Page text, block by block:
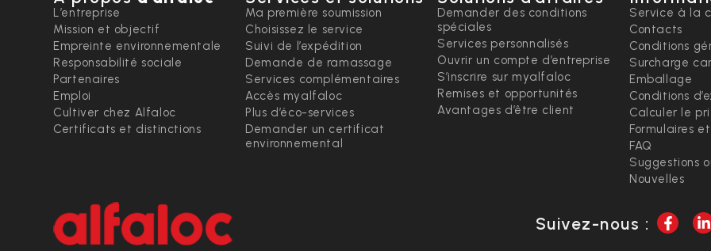
L’entreprise
Mission et objectif
Empreinte environnementale
Responsabilité sociale
Partenaires
Emploi
Cultiver chez Alfaloc
Certificats et distinctions
Ma première soumission
Choisissez le service
Suivi de l’expédition
Demande de ramassage
Services complémentaires
Accès myalfaloc
Plus d’éco-services
Demander un certificat
environnemental
Demander des conditions
spéciales
Services personnalisés
Ouvrir un compte d’entreprise
S’inscrire sur myalfaloc
Remises et opportunités
Avantages d’être client
Service à la
Contacts
Conditions
Surcharge
Emballage
Conditions
Calculer le
Formulaires
FAQ
Suggestions
Nouvelles
Suivez-nous :